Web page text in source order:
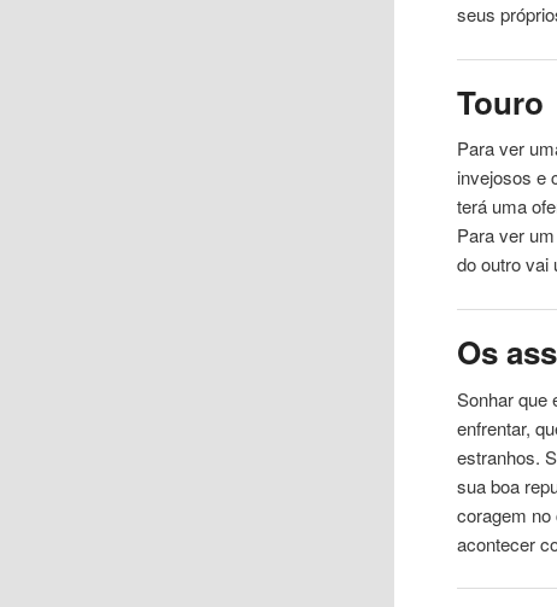
seus
Touro
Para ver
invejosos e
terá uma
Para ver
do outro vai
Os
Sonhar que
enfrentar,
estranhos.
sua boa
coragem
acontecer